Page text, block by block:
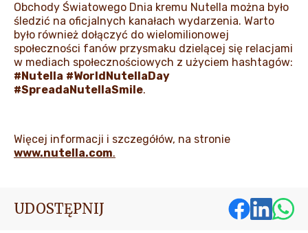
Obchody Światowego Dnia kremu Nutella można było
śledzić na oficjalnych kanałach wydarzenia. Warto
było również dołączyć do wielomilionowej
społeczności fanów przysmaku dzielącej się relacjami
w mediach społecznościowych z użyciem hashtagów:
#Nutella #WorldNutellaDay
#SpreadaNutellaSmile.
Więcej informacji i szczegółów, na stronie
www.nutella.com.
UDOSTĘPNIJ